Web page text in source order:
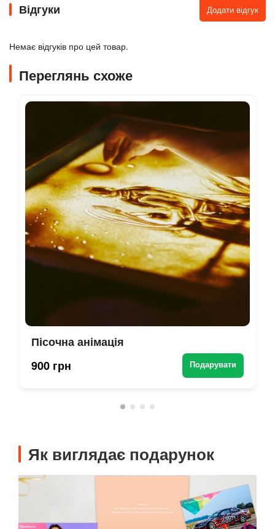
Відгуки Додати відгук
Немає відгуків про цей товар.
Переглянь схоже
Пісочна анімація
900 грн
Подарувати
Як виглядає подарунок